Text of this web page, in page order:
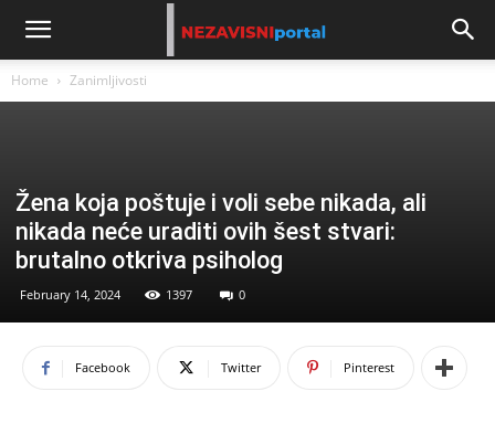
Home Zanimljivosti
Žena koja poštuje i voli sebe nikada, ali
nikada neće uraditi ovih šest stvari:
brutalno otkriva psiholog
February 14, 2024 1397 0
Facebook Twitter Pinterest